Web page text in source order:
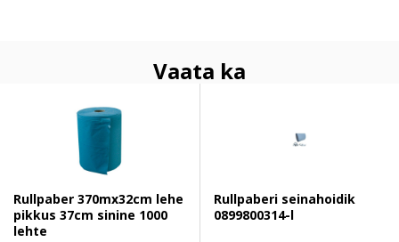
Vaata ka
37cm sinine 1000 lehte
Rullpaber 370mx32cm lehe
pikkus 37cm sinine 1000
lehte
Rullpaberi seinahoidik
0899800314-l